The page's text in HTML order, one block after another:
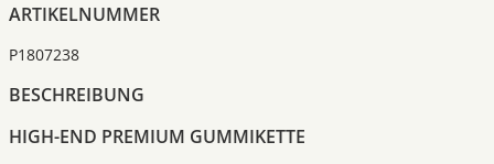
ARTIKELNUMMER
P1807238
BESCHREIBUNG
HIGH-END PREMIUM GUMMIKETTE